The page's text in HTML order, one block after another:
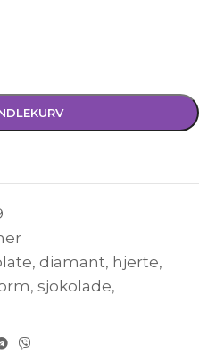
, diamant, hjerte,
, sjokolade,